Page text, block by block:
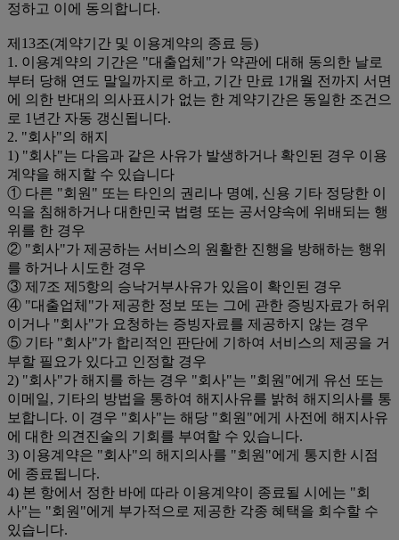
정하고 이에 동의합니다.
제13조(계약기간 및 이용계약의 종료 등)
1. 이용계약의 기간은 "대출업체"가 약관에 대해 동의한 날로
부터 당해 연도 말일까지로 하고, 기간 만료 1개월 전까지 서면
에 의한 반대의 의사표시가 없는 한 계약기간은 동일한 조건으
로 1년간 자동 갱신됩니다.
2. "회사"의 해지
1) "회사"는 다음과 같은 사유가 발생하거나 확인된 경우 이용
계약을 해지할 수 있습니다
① 다른 "회원" 또는 타인의 권리나 명예, 신용 기타 정당한 이
익을 침해하거나 대한민국 법령 또는 공서양속에 위배되는 행
위를 한 경우
② "회사"가 제공하는 서비스의 원활한 진행을 방해하는 행위
를 하거나 시도한 경우
③ 제7조 제5항의 승낙거부사유가 있음이 확인된 경우
④ "대출업체"가 제공한 정보 또는 그에 관한 증빙자료가 허위
이거나 "회사"가 요청하는 증빙자료를 제공하지 않는 경우
⑤ 기타 "회사"가 합리적인 판단에 기하여 서비스의 제공을 거
부할 필요가 있다고 인정할 경우
2) "회사"가 해지를 하는 경우 "회사"는 "회원"에게 유선 또는
이메일, 기타의 방법을 통하여 해지사유를 밝혀 해지의사를 통
보합니다. 이 경우 "회사"는 해당 "회원"에게 사전에 해지사유
에 대한 의견진술의 기회를 부여할 수 있습니다.
3) 이용계약은 "회사"의 해지의사를 "회원"에게 통지한 시점
에 종료됩니다.
4) 본 항에서 정한 바에 따라 이용계약이 종료될 시에는 "회
사"는 "회원"에게 부가적으로 제공한 각종 혜택을 회수할 수
있습니다.